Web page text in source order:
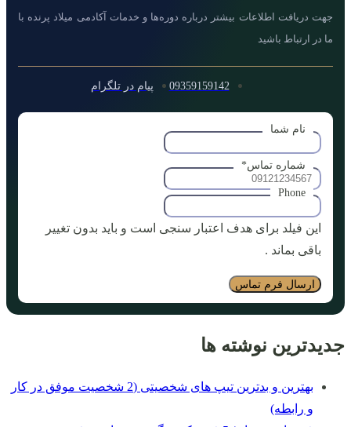
جهت دریافت اطلاعات بیشتر درباره دوره‌ها و خدمات آکادمی میلاد پرنده با
ما در ارتباط باشید
09359159142 پیام در تلگرام
نام شما
شماره تماس*
Phone
این فیلد برای هدف اعتبار سنجی است و باید بدون تغییر
باقی بماند .
جدیدترین نوشته ها
بهترین و بدترین تیپ های شخصیتی (2 شخصیت موفق در کار
و رابطه)